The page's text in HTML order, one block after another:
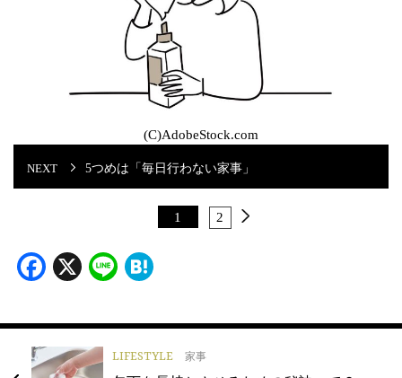
(C)AdobeStock.com
5つめは「毎日行わない家事」
1 2
Facebook
X Line
LIFESTYLE 家事